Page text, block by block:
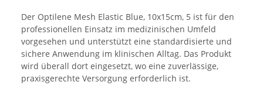
Der Optilene Mesh Elastic Blue, 10x15cm, 5 ist für den
professionellen Einsatz im medizinischen Umfeld
vorgesehen und unterstützt eine standardisierte und
sichere Anwendung im klinischen Alltag. Das Produkt
wird überall dort eingesetzt, wo eine zuverlässige,
praxisgerechte Versorgung erforderlich ist.